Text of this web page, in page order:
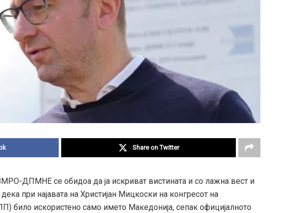
Share on Twitter
ДПМНЕ се обидоа да ја искриват вистината и со лажна вест и
при најавата на Христијан Мицкоски на конгресот на
било искористено само името Македонија, сепак официјалното